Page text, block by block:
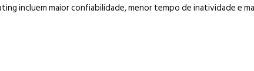
incluem maior confiabilidade, menor tempo de inatividade e